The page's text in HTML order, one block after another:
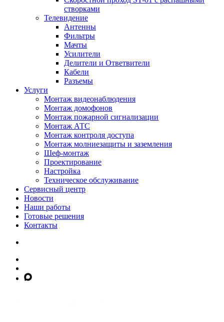
створками
Телевидение
Антенны
Фильтры
Мачты
Усилители
Делители и Ответвители
Кабели
Разъемы
Услуги
Монтаж видеонаблюдения
Монтаж домофонов
Монтаж пожарной сигнализации
Монтаж АТС
Монтаж контроля доступа
Монтаж молниезащиты и заземления
Шеф-монтаж
Проектирование
Настройка
Техническое обслуживание
Сервисный центр
Новости
Наши работы
Готовые решения
Контакты